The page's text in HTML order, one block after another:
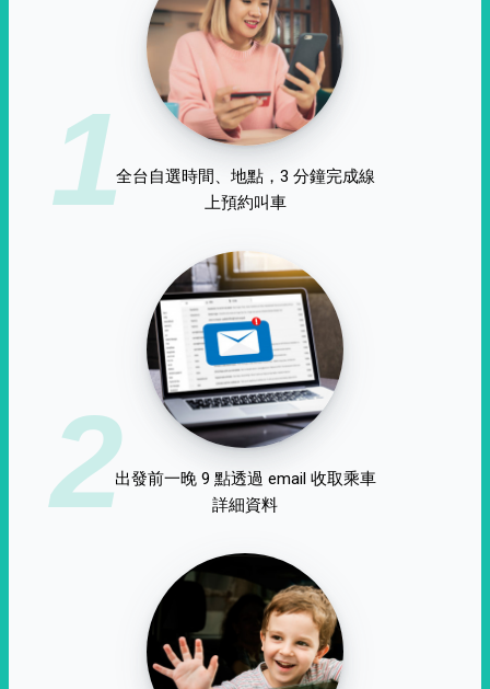
1全台自選時間、地點，3 分鐘完成線
上預約叫車
2出發前一晚 9 點透過 email 收取乘車
詳細資料